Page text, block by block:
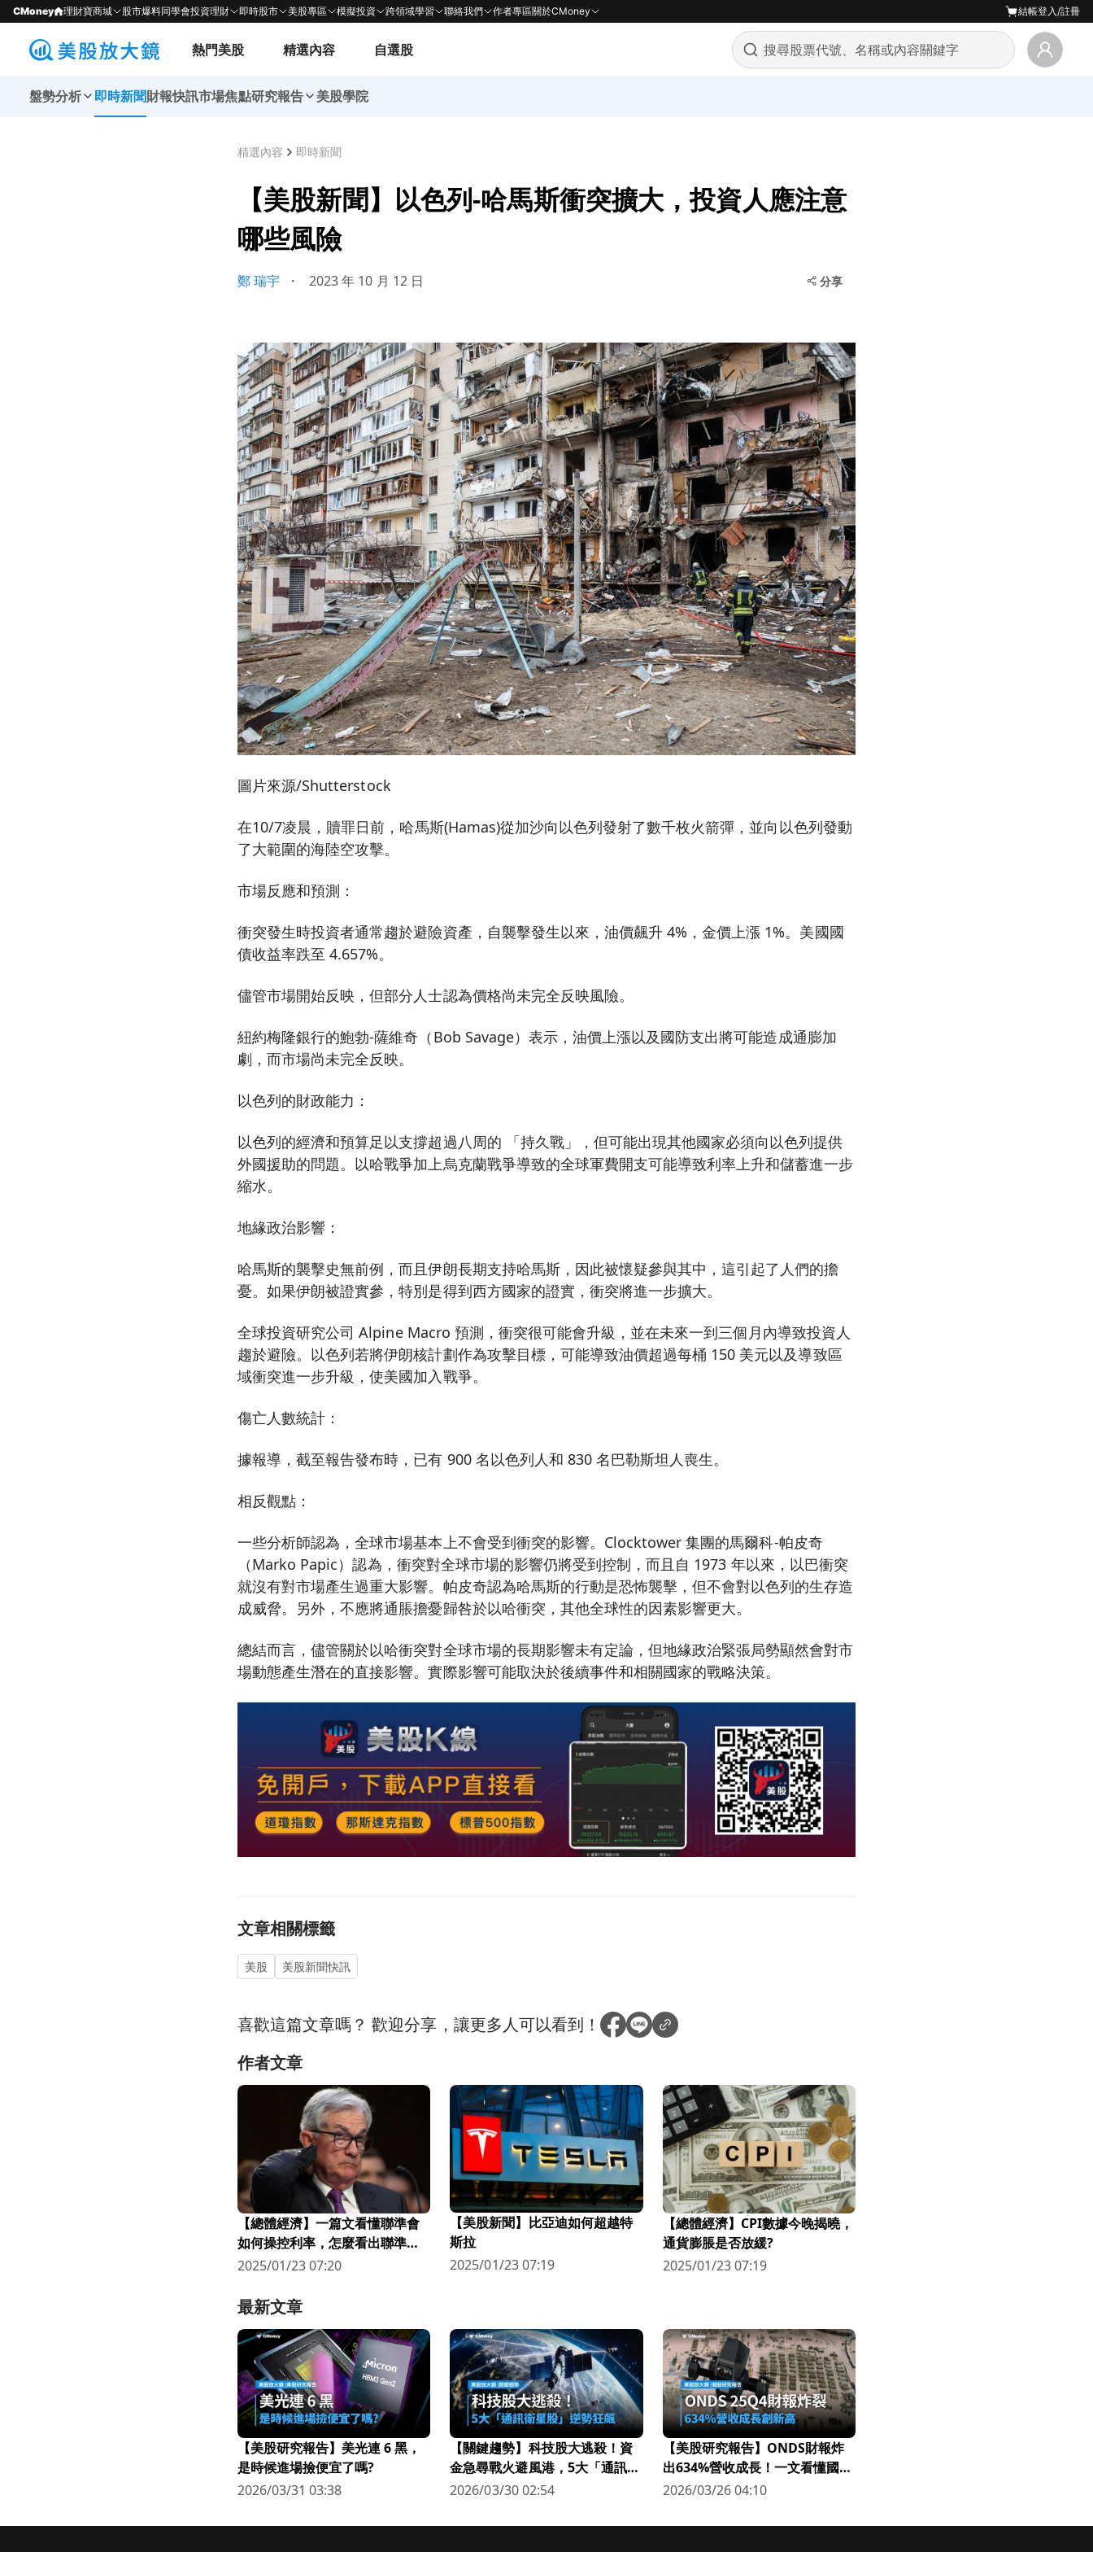
CMoney 理財寶商城 股市爆料同學會投資理財 即時股市 美股專區 模擬投資 跨領域學習 聯絡我們 作者專區關於CMoney 結帳登入/註冊
熱門美股 精選內容 自選股
盤勢分析 即時新聞財報快訊市場焦點研究報告 美股學院
精選內容 即時新聞
【美股新聞】以色列-哈馬斯衝突擴大，投資人應注意
哪些風險
鄭 瑞宇 ・ 2023 年 10 月 12 日 分享
圖片來源/Shutterstock
在10/7凌晨，贖罪日前，哈馬斯(Hamas)從加沙向以色列發射了數千枚火箭彈，並向以色列發動
了大範圍的海陸空攻擊。
市場反應和預測：
衝突發生時投資者通常趨於避險資產，自襲擊發生以來，油價飆升 4%，金價上漲 1%。美國國
債收益率跌至 4.657%。
儘管市場開始反映，但部分人士認為價格尚未完全反映風險。
紐約梅隆銀行的鮑勃-薩維奇（Bob Savage）表示，油價上漲以及國防支出將可能造成通膨加
劇，而市場尚未完全反映。
以色列的財政能力：
以色列的經濟和預算足以支撐超過八周的 「持久戰」，但可能出現其他國家必須向以色列提供
外國援助的問題。以哈戰爭加上烏克蘭戰爭導致的全球軍費開支可能導致利率上升和儲蓄進一步
縮水。
地緣政治影響：
哈馬斯的襲擊史無前例，而且伊朗長期支持哈馬斯，因此被懷疑參與其中，這引起了人們的擔
憂。如果伊朗被證實參，特別是得到西方國家的證實，衝突將進一步擴大。
全球投資研究公司 Alpine Macro 預測，衝突很可能會升級，並在未來一到三個月內導致投資人
趨於避險。以色列若將伊朗核計劃作為攻擊目標，可能導致油價超過每桶 150 美元以及導致區
域衝突進一步升級，使美國加入戰爭。
傷亡人數統計：
據報導，截至報告發布時，已有 900 名以色列人和 830 名巴勒斯坦人喪生。
相反觀點：
一些分析師認為，全球市場基本上不會受到衝突的影響。Clocktower 集團的馬爾科-帕皮奇
（Marko Papic）認為，衝突對全球市場的影響仍將受到控制，而且自 1973 年以來，以巴衝突
就沒有對市場產生過重大影響。帕皮奇認為哈馬斯的行動是恐怖襲擊，但不會對以色列的生存造
成威脅。另外，不應將通脹擔憂歸咎於以哈衝突，其他全球性的因素影響更大。
總結而言，儘管關於以哈衝突對全球市場的長期影響未有定論，但地緣政治緊張局勢顯然會對市
場動態產生潛在的直接影響。實際影響可能取決於後續事件和相關國家的戰略決策。
文章相關標籤
美股 美股新聞快訊
喜歡這篇文章嗎？歡迎分享，讓更多人可以看到！
作者文章
【總體經濟】一篇文看懂聯準會
如何操控利率，怎麼看出聯準會
不得不降息?
2025/01/23 07:20
【美股新聞】比亞迪如何超越特
斯拉
2025/01/23 07:19
【總體經濟】CPI數據今晚揭曉，
通貨膨脹是否放緩?
2025/01/23 07:19
最新文章
【美股研究報告】美光連 6 黑，
是時候進場撿便宜了嗎?
2026/03/31 03:38
【關鍵趨勢】科技股大逃殺！資
金急尋戰火避風港，5大「通訊衛
星股」逆勢狂飆
2026/03/30 02:54
【美股研究報告】ONDS財報炸
出634%營收成長！一文看懂國防
科技新星
2026/03/26 04:10